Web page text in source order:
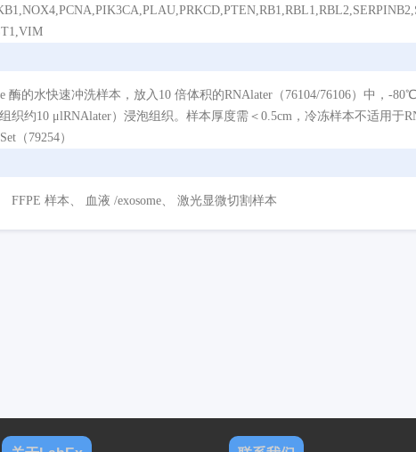
的水快速冲洗样本，放入10 倍体积的RNAlater（76104/76106）中，-80℃
织约10 μlRNAlater）浸泡组织。样本厚度需＜0.5cm，冷冻样本不适用于
（79254）
样本、 血液 /exosome、 激光显微切割样本